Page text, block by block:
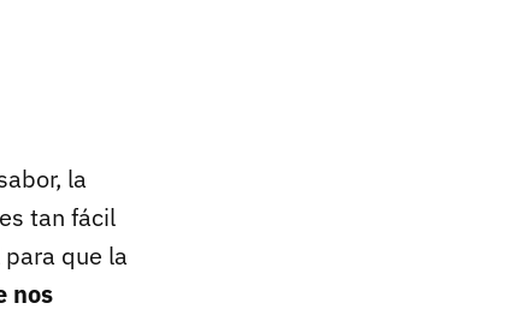
la
tan fácil
que la
nos